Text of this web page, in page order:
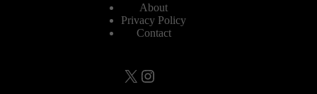
About
Privacy Policy
Contact
X Instagram